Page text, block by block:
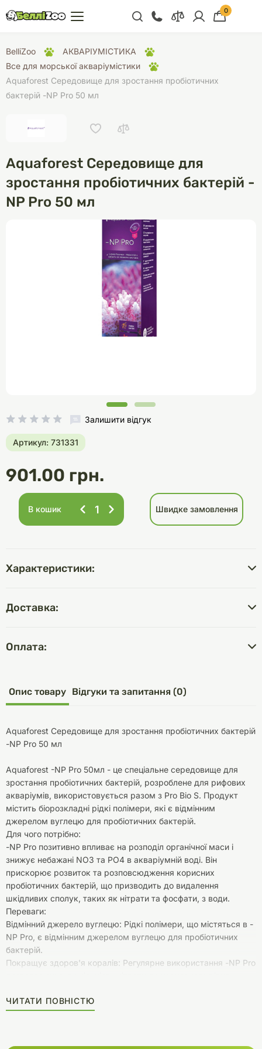
+38 (068) 300 91 91
Відділ продажу
+38 (093) 300 91 91
Відділ підтримки
76
0
BelliZoo
АКВАРІУМІСТИКА
Все для морської акваріумістики
Aquaforest Середовище для зростання пробіотичних
бактерій -NP Pro 50 мл
Aquaforest Середовище для
зростання пробіотичних бактерій -
NP Pro 50 мл
Залишити відгук
Артикул: 731331
901.00 грн.
В кошик Швидке замовлення
Характеристики:
Доставка:
Оплата:
Опис товару Відгуки та запитання (0)
Aquaforest Середовище для зростання пробіотичних бактерій
-NP Pro 50 мл
Aquaforest -NP Pro 50мл - це спеціальне середовище для
зростання пробіотичних бактерій, розроблене для рифових
акваріумів, використовується разом з Pro Bio S. Продукт
містить біорозкладні рідкі полімери, які є відмінним
джерелом вуглецю для пробіотичних бактерій.
Для чого потрібно:
-NP Pro позитивно впливає на розподіл органічної маси і
знижує небажані NO3 та PO4 в акваріумній воді. Він
прискорює розвиток та розповсюдження корисних
пробіотичних бактерій, що призводить до видалення
шкідливих сполук, таких як нітрати та фосфати, з води.
Переваги:
Відмінний джерело вуглецю: Рідкі полімери, що містяться в -
NP Pro, є відмінним джерелом вуглецю для пробіотичних
бактерій.
Покращує здоров'я коралів: Регулярне використання -NP Pro
відмінне забарвлення.
Зменшує розвиток небажаних водоростей і ціанобактерій:
ЧИТАТИ ПОВНІСТЮ